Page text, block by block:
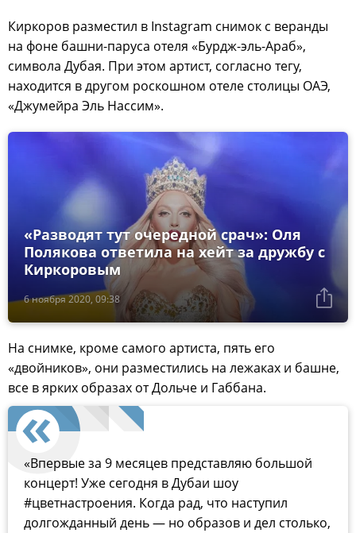
Киркоров разместил в Instagram снимок с веранды
на фоне башни-паруса отеля «Бурдж-эль-Араб»,
символа Дубая. При этом артист, согласно тегу,
находится в другом роскошном отеле столицы ОАЭ,
«Джумейра Эль Нассим».
6 ноября 2020, 09:38
«Разводят тут очередной срач»: Оля
Полякова ответила на хейт за дружбу с
Киркоровым
На снимке, кроме самого артиста, пять его
«двойников», они разместились на лежаках и башне,
все в ярких образах от Дольче и Габбана.
«Впервые за 9 месяцев представляю большой
концерт! Уже сегодня в Дубаи шоу
#цветнастроения. Когда рад, что наступил
долгожданный день — но образов и дел столько,